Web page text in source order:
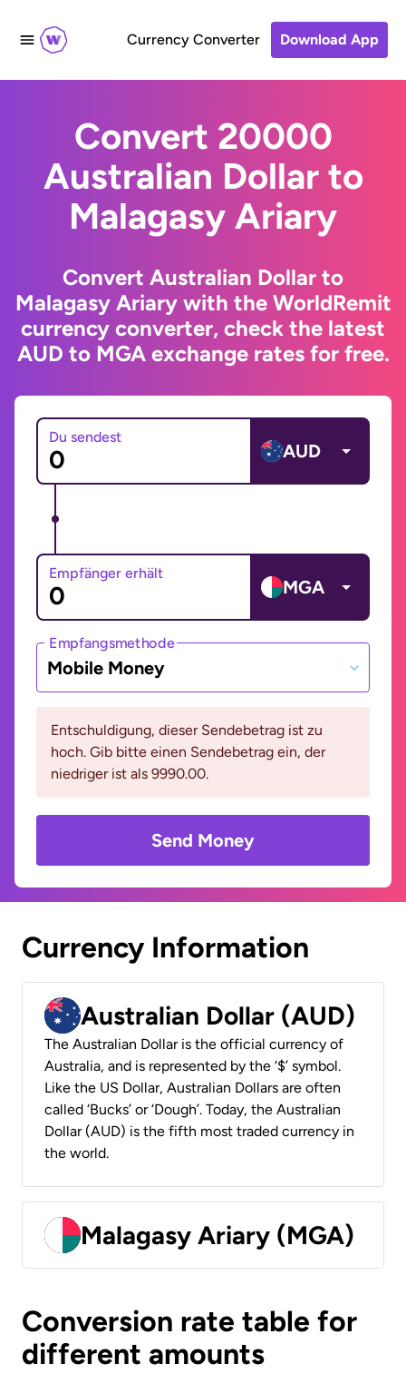
Currency Converter Download App
Convert 20000
Australian Dollar to
Malagasy Ariary
Convert Australian Dollar to
Malagasy Ariary with the WorldRemit
currency converter, check the latest
AUD to MGA exchange rates for free.
Du sendest
AUD
Empfänger erhält
MGA
Empfangsmethode
Mobile Money
Entschuldigung, dieser Sendebetrag ist zu
hoch. Gib bitte einen Sendebetrag ein, der
niedriger ist als 9990.00.
Send Money
Currency Information
Australian Dollar (AUD)
The Australian Dollar is the official currency of
Australia, and is represented by the ‘$’ symbol.
Like the US Dollar, Australian Dollars are often
called ‘Bucks’ or ‘Dough’. Today, the Australian
Dollar (AUD) is the fifth most traded currency in
the world.
Malagasy Ariary (MGA)
Conversion rate table for
different amounts